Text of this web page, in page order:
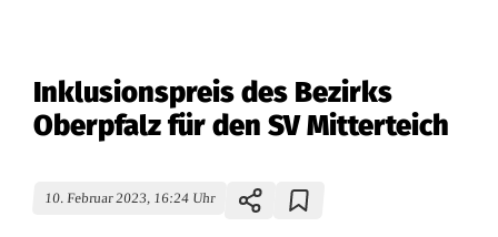
Inklusionspreis des Bezirks
Oberpfalz für den SV Mitterteich
10. Februar 2023, 16:24 Uhr